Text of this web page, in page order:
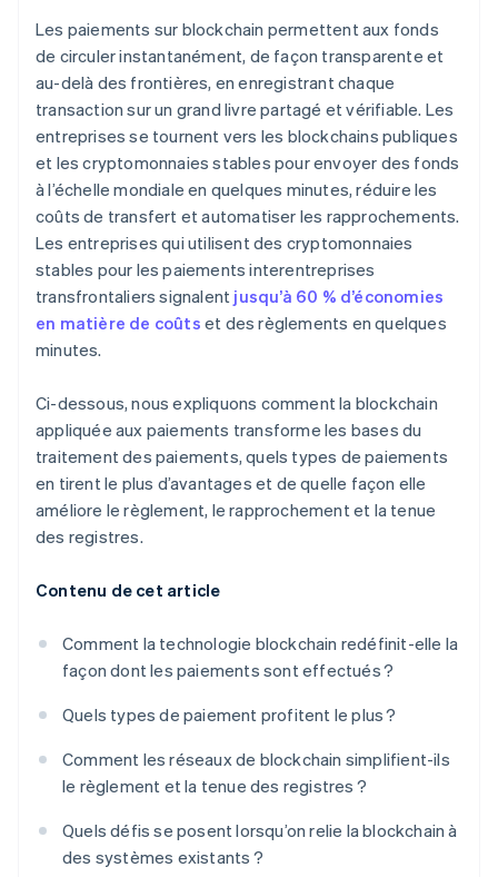
Intégrer la sécurité et la conformité dès le départ
Intégrer progressivement et mesurer en continu
Les paiements sur blockchain permettent aux fonds
de circuler instantanément, de façon transparente et
au-delà des frontières, en enregistrant chaque
transaction sur un grand livre partagé et vérifiable. Les
entreprises se tournent vers les blockchains publiques
et les cryptomonnaies stables pour envoyer des fonds
à l’échelle mondiale en quelques minutes, réduire les
coûts de transfert et automatiser les rapprochements.
Les entreprises qui utilisent des cryptomonnaies
stables pour les paiements interentreprises
transfrontaliers signalent jusqu’à 60 % d’économies
en matière de coûts et des règlements en quelques
minutes.
Ci-dessous, nous expliquons comment la blockchain
appliquée aux paiements transforme les bases du
traitement des paiements, quels types de paiements
en tirent le plus d’avantages et de quelle façon elle
améliore le règlement, le rapprochement et la tenue
des registres.
Contenu de cet article
Comment la technologie blockchain redéfinit-elle la
façon dont les paiements sont effectués ?
Quels types de paiement profitent le plus ?
Comment les réseaux de blockchain simplifient-ils
le règlement et la tenue des registres ?
Quels défis se posent lorsqu’on relie la blockchain à
des systèmes existants ?